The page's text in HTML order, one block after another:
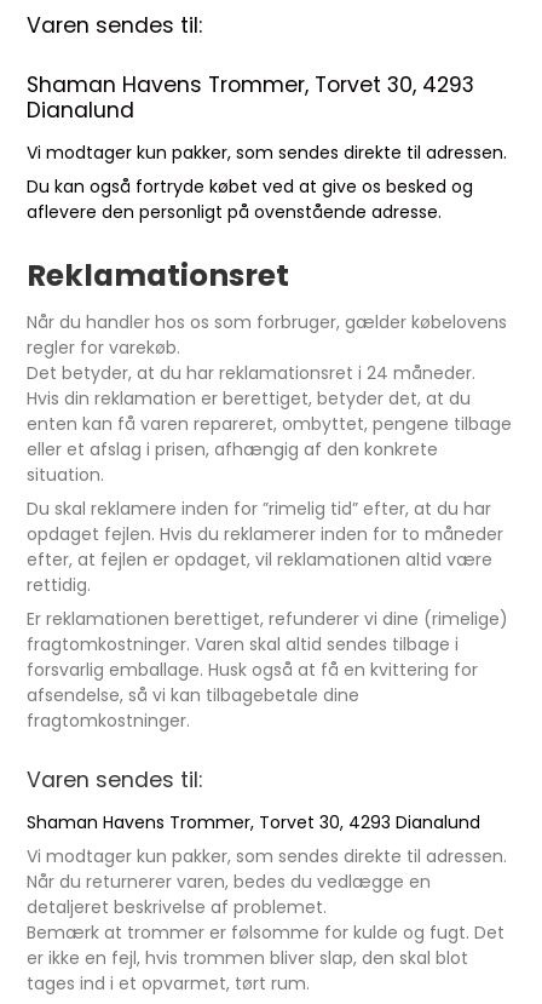
Varen sendes til:
Shaman Havens Trommer, Torvet 30, 4293
Dianalund
Vi modtager kun pakker, som sendes direkte til adressen.
Du kan også fortryde købet ved at give os besked og
aflevere den personligt på ovenstående adresse.
Reklamationsret
Når du handler hos os som forbruger, gælder købelovens
regler for varekøb.
Det betyder, at du har reklamationsret i 24 måneder.
Hvis din reklamation er berettiget, betyder det, at du
enten kan få varen repareret, ombyttet, pengene tilbage
eller et afslag i prisen, afhængig af den konkrete
situation.
Du skal reklamere inden for ”rimelig tid” efter, at du har
opdaget fejlen. Hvis du reklamerer inden for to måneder
efter, at fejlen er opdaget, vil reklamationen altid være
rettidig.
Er reklamationen berettiget, refunderer vi dine (rimelige)
fragtomkostninger. Varen skal altid sendes tilbage i
forsvarlig emballage. Husk også at få en kvittering for
afsendelse, så vi kan tilbagebetale dine
fragtomkostninger.
Varen sendes til:
Shaman Havens Trommer, Torvet 30, 4293 Dianalund
Vi modtager kun pakker, som sendes direkte til adressen.
Når du returnerer varen, bedes du vedlægge en
detaljeret beskrivelse af problemet.
Bemærk at trommer er følsomme for kulde og fugt. Det
er ikke en fejl, hvis trommen bliver slap, den skal blot
tages ind i et opvarmet, tørt rum.